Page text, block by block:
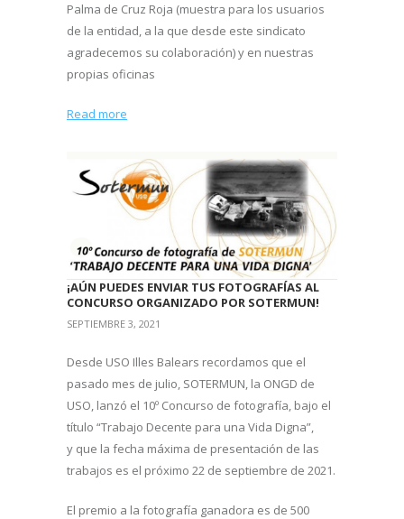
Palma de Cruz Roja (muestra para los usuarios
de la entidad, a la que desde este sindicato
agradecemos su colaboración) y en nuestras
propias oficinas
Read more
¡AÚN PUEDES ENVIAR TUS FOTOGRAFÍAS AL
CONCURSO ORGANIZADO POR SOTERMUN!
SEPTIEMBRE 3, 2021
Desde USO Illes Balears recordamos que el
pasado mes de julio, SOTERMUN, la ONGD de
USO, lanzó el 10º Concurso de fotografía, bajo el
título “Trabajo Decente para una Vida Digna”,
y que la fecha máxima de presentación de las
trabajos es el próximo 22 de septiembre de 2021.
El premio a la fotografía ganadora es de 500